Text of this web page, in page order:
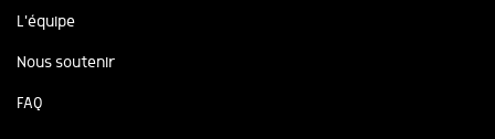
L'équipe
Nous soutenir
FAQ